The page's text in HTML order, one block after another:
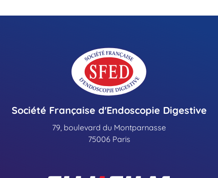
Société Française d'Endoscopie Digestive
79, boulevard du Montparnasse
75006 Paris